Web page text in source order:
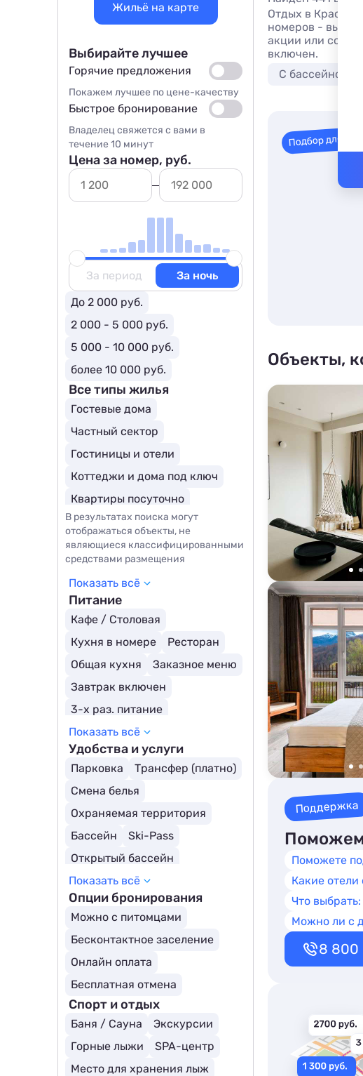
Отдых в
номеров -
акции или со
включен.
С бассейном
Подбор для вас
Объекты,
Поддержка
Поможем
Поможете
Какие отели
Что
Можно ли с
8 800
Жильё на карте
Выбирайте лучшее
Горячие предложения
Покажем лучшее по цене-качеству
Быстрое бронирование
Владелец свяжется с вами в
течение 10 минут
Цена за номер, руб.
За период
За ночь
До 2 000 руб.
2 000 - 5 000 руб.
5 000 - 10 000 руб.
более 10 000 руб.
Все типы жилья
Гостевые дома
Частный сектор
Гостиницы и отели
Коттеджи и дома под ключ
Квартиры посуточно
Базы отдыха
Комнаты
Апартаменты
Мини-отели
Апарт отели
Бутик-отели
Горнолыжные отели
Курортные отели
В результатах поиска могут
отображаться объекты, не
являющиеся классифицированными
средствами размещения
Показать всё
Питание
Кафе / Столовая
Кухня в номере
Ресторан
Общая кухня
Заказное меню
Завтрак включен
3-х раз. питание
Шведский стол
Детское меню
Полный пансион
Полупансион
Показать всё
Удобства и услуги
Парковка
Трансфер (платно)
Смена белья
Охраняемая территория
Бассейн
Ski-Pass
Открытый бассейн
Бассейн с подогревом
Трансфер (бесплатно)
Крытый бассейн
Детский бассейн
Собственный пляж
Показать всё
Опции бронирования
Можно с питомцами
Бесконтактное заселение
Онлайн оплата
Бесплатная отмена
Спорт и отдых
Баня / Сауна
Экскурсии
Горные лыжи
SPA-центр
Место для хранения лыж